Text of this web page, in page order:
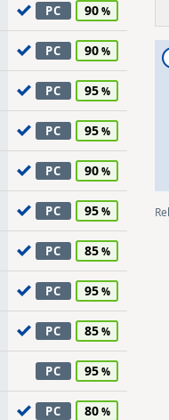
PC 90
PC 90
PC 95
PC 95
PC 90
PC 95
PC 85
PC 95
PC 85
PC 95
PC 80